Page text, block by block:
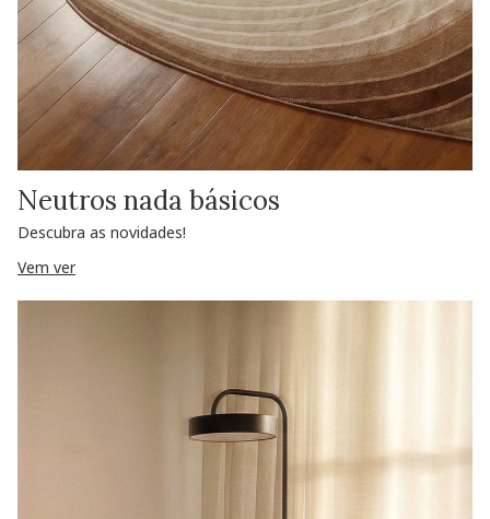
Neutros nada básicos
Descubra as novidades!
Vem ver